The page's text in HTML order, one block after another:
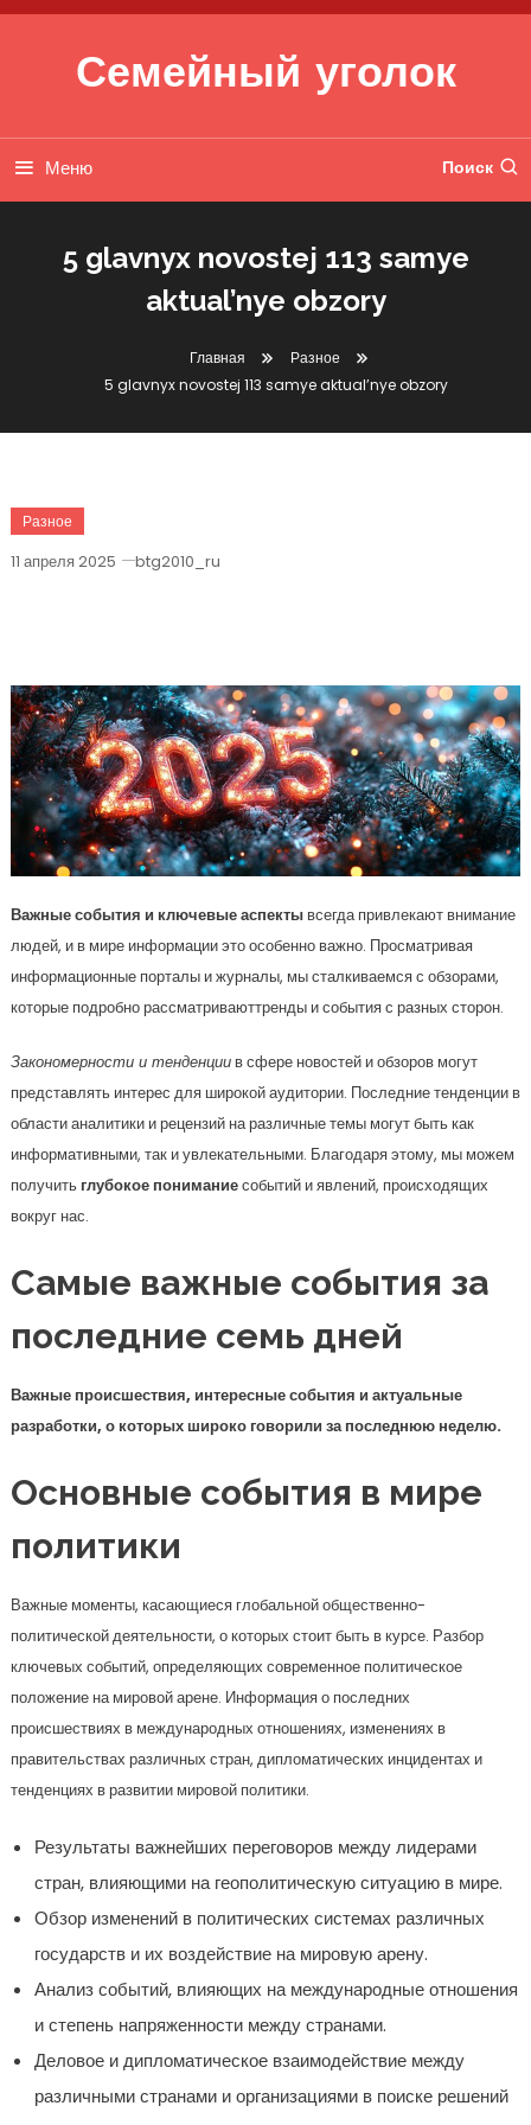
Перейти к содержимому
Семейный уголок
Меню Поиск
5 glavnyx novostej 113 samye
aktual’nye obzory
Главная
Разное
5 glavnyx novostej 113 samye aktual’nye obzory
Разное
11 апреля 2025 btg2010_ru
Важные события и ключевые аспектывсегда привлекают внимание
людей, и в мире информации это особенно важно. Просматривая
информационные порталы и журналы, мы сталкиваемся с обзорами,
которые подробно рассматриваюттренды и события с разных сторон.
Закономерности и тенденциив сфере новостей и обзоров могут
представлять интерес для широкой аудитории. Последние тенденции в
области аналитики и рецензий на различные темы могут быть как
информативными, так и увлекательными. Благодаря этому, мы можем
получить глубокое пониманиесобытий и явлений, происходящих
вокруг нас.
Самые важные события за
последние семь дней
Важные происшествия, интересные события и актуальные
разработки, о которых широко говорили за последнюю неделю.
Основные события в мире
политики
Важные моменты, касающиеся глобальной общественно-
политической деятельности, о которых стоит быть в курсе. Разбор
ключевых событий, определяющих современное политическое
положение на мировой арене. Информация о последних
происшествиях в международных отношениях, изменениях в
правительствах различных стран, дипломатических инцидентах и
тенденциях в развитии мировой политики.
Результаты важнейших переговоров между лидерами
стран, влияющими на геополитическую ситуацию в мире.
Обзор изменений в политических системах различных
государств и их воздействие на мировую арену.
Анализ событий, влияющих на международные отношения
и степень напряженности между странами.
Деловое и дипломатическое взаимодействие между
различными странами и организациями в поиске решений